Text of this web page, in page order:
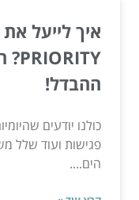
איך לייעל
ההבדל!
כולנו יודעים
פגישות ועוד שלל
הים....